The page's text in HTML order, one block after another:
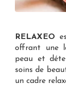
RELAXEO
offrant une
peau et
soins de
un cadre